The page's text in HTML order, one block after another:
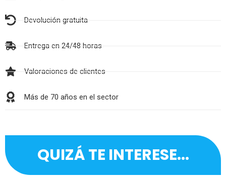
Devolución gratuita
Entrega en 24/48 horas
Valoraciones de clientes
Más de 70 años en el sector
QUIZÁ TE INTERESE...